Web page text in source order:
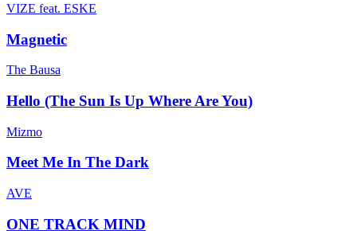
VIZE feat. ESKE
Magnetic
The Bausa
Hello (The Sun Is Up Where Are You)
Mizmo
Meet Me In The Dark
AVE
ONE TRACK MIND